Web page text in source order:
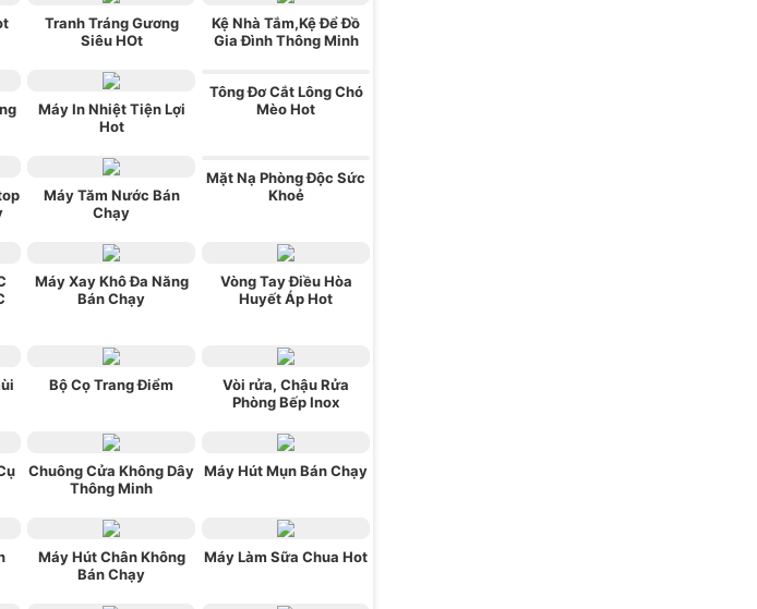
Tranh Tráng Gương
Siêu HOt
Kệ Nhà Tắm,Kệ Để Đồ
Gia Đình Thông Minh
Máy In Nhiệt Tiện Lợi
Hot
Tông Đơ Cắt Lông Chó
Mèo Hot
Máy Tăm Nước Bán
Chạy
Mặt Nạ Phòng Độc Sức
Khoẻ
Máy Xay Khô Đa Năng
Bán Chạy
Vòng Tay Điều Hòa
Huyết Áp Hot
Bộ Cọ Trang Điểm
Vòi rửa, Chậu Rửa
Phòng Bếp Inox
Chuông Cửa Không Dây
Thông Minh
Máy Hút Mụn Bán Chạy
Máy Hút Chân Không
Bán Chạy
Máy Làm Sữa Chua Hot